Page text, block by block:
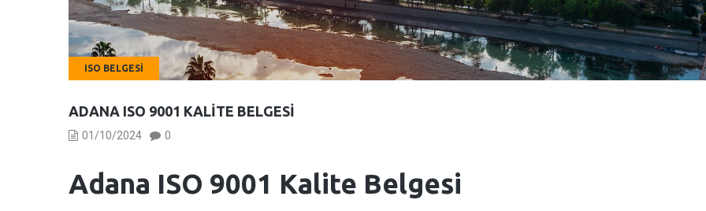
ISO BELGESI
ADANA ISO 9001 KALITE BELGESI
01/10/2024 0
Adana ISO 9001 Kalite Belgesi